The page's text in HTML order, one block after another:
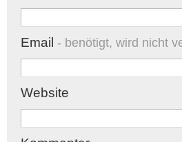
Email - benötigt, wird nicht
Website